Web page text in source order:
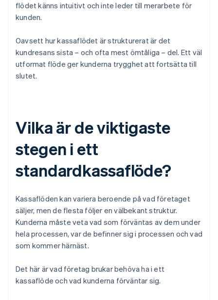
flödet känns intuitivt och inte leder till merarbete för
kunden.
Oavsett hur kassaflödet är strukturerat är det
kundresans sista – och ofta mest ömtåliga – del. Ett väl
utformat flöde ger kunderna trygghet att fortsätta till
slutet.
Vilka är de viktigaste
stegen i ett
standardkassaflöde?
Kassaflöden kan variera beroende på vad företaget
säljer, men de flesta följer en välbekant struktur.
Kunderna måste veta vad som förväntas av dem under
hela processen, var de befinner sig i processen och vad
som kommer härnäst.
Det här är vad företag brukar behöva ha i ett
kassaflöde och vad kunderna förväntar sig.